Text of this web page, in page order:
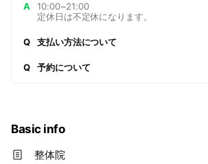
A
10:00~21:00
定休日は不定休になります。
Q 支払い方法について
Q 予約について
Basic info
整体院